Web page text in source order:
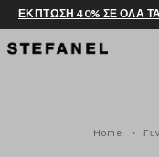
ΜΕΤΆΒΑΣΗ ΣΤΟ ΚΎΡΙΟ
ΕΚΠΤΩΣΗ 40% ΣΕ ΟΛΑ
Home